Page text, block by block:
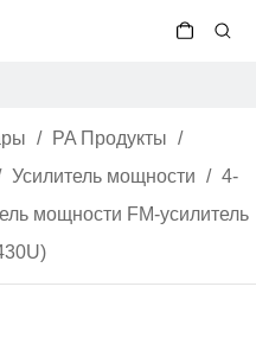
/ PA Продукты /
Усилитель мощности / 4-
мощности FM-усилитель